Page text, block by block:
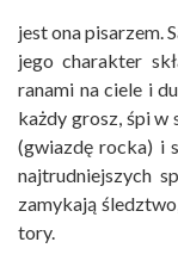
jest ona pisarzem.
jego charakter
ranami na ciele i
każdy grosz, śpi w
(gwiazdę rocka) i
najtrudniejszych
zamykają
tory.